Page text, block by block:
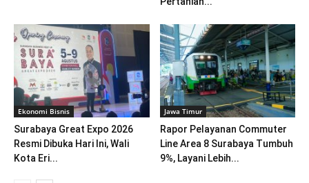
Ekonomi Bisnis
Surabaya Great Expo 2026
Resmi Dibuka Hari Ini, Wali
Kota Eri...
Jawa Timur
Rapor Pelayanan Commuter
Line Area 8 Surabaya Tumbuh
9%, Layani Lebih...